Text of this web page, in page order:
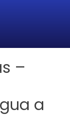
–
a